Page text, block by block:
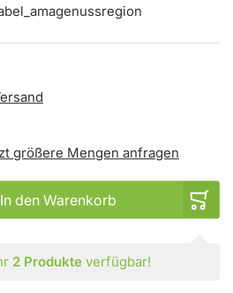
größere Mengen anfragen
In den Warenkorb
2 Produkteverfügbar!